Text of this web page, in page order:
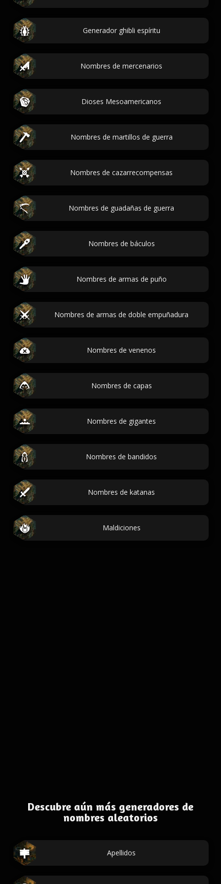
Generador ghibli espíritu
Nombres de mercenarios
Dioses Mesoamericanos
Nombres de martillos de guerra
Nombres de cazarrecompensas
Nombres de guadañas de guerra
Nombres de báculos
Nombres de armas de puño
Nombres de armas de doble empuñadura
Nombres de venenos
Nombres de capas
Nombres de gigantes
Nombres de bandidos
Nombres de katanas
Maldiciones
Descubre aún más generadores de
nombres aleatorios
Apellidos